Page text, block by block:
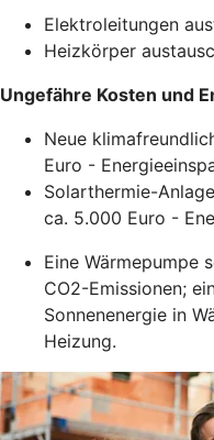
Elektroleitungen
Heizkörper
Ungefähre Kosten und
Neue
Euro -
Solarthermie-
ca. 5.000 Euro -
Eine Wärmepumpe
CO2-Emissionen;
Sonnenenergie in
Heizung.